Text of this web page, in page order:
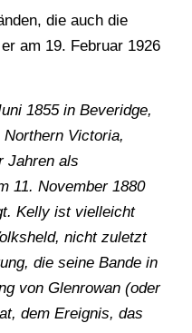
die auch die
am 19. Februar 1926
1855 in Beveridge,
Victoria,
Jahren als
11. November 1880
Kelly ist vielleicht
nicht zuletzt
die seine Bande in
von Glenrowan (oder
dem Ereignis, das